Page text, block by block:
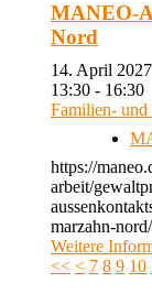
MANEO-
Nord
14. April
13:30 - 16:30
Familien- und
https://
arbeit/
marzahn-nord/
Weitere
<< < 7 8 9 10